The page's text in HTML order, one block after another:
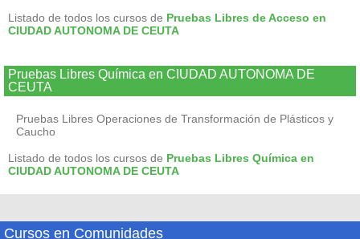
Listado de todos los cursos de Pruebas Libres de Acceso en
CIUDAD AUTONOMA DE CEUTA
Pruebas Libres Química en CIUDAD AUTONOMA DE
CEUTA
Pruebas Libres Operaciones de Transformación de Plásticos y
Caucho
Listado de todos los cursos de Pruebas Libres Química en
CIUDAD AUTONOMA DE CEUTA
Cursos en Comunidades